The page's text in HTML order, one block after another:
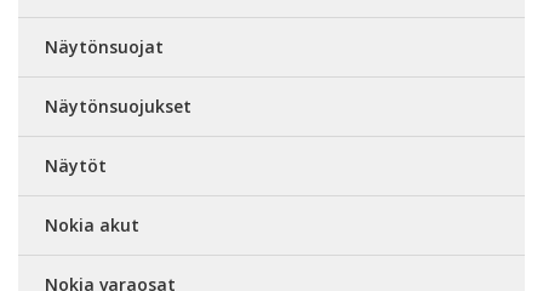
Näytönsuojat
Näytönsuojukset
Näytöt
Nokia akut
Nokia varaosat